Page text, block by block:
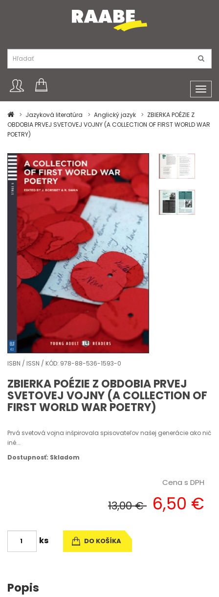
Jazyková literatúra
Anglický jazyk
ZBIERKA POÉZIE Z
OBDOBIA PRVEJ SVETOVEJ VOJNY (A COLLECTION OF FIRST WORLD WAR
POETRY)
ISBN / ISSN / KÓD: 978-88-536-1593-0
ZBIERKA POÉZIE Z OBDOBIA PRVEJ
SVETOVEJ VOJNY (A COLLECTION OF
FIRST WORLD WAR POETRY)
Prvá svetová vojna inšpirovala spisovateľov našej generácie ako nič
iné...
Dostupnosť: Skladom
Cena s DPH
13,00 € 6,50 €
ks DO KOŠÍKA
Popis